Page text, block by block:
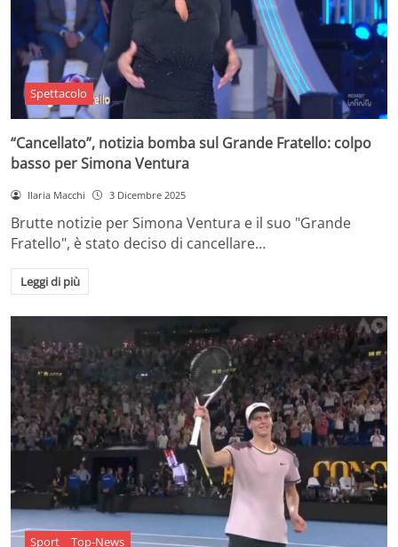
Spettacolo
“Cancellato”, notizia bomba sul Grande Fratello: colpo
basso per Simona Ventura
Ilaria Macchi 3 Dicembre 2025
Brutte notizie per Simona Ventura e il suo "Grande
Fratello", è stato deciso di cancellare…
Leggi di più
Sport Top-News